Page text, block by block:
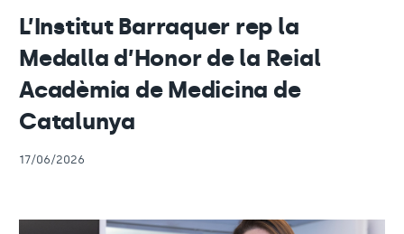
L’Institut Barraquer rep la
Medalla d’Honor de la Reial
Acadèmia de Medicina de
Catalunya
17/06/2026